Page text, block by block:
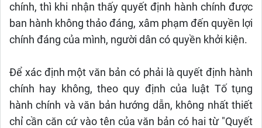
chính, thì khi nhận thấy quyết định hành chính được
ban hành không thảo đáng, xâm phạm đến quyền lợi
chính đáng của mình, người dân có quyền khởi kiện.
Để xác định một văn bản có phải là quyết định hành
chính hay không, theo quy định của luật Tố tụng
hành chính và văn bản hướng dẫn, không nhất thiết
chỉ cần căn cứ vào tên của văn bản có hai từ "Quyết